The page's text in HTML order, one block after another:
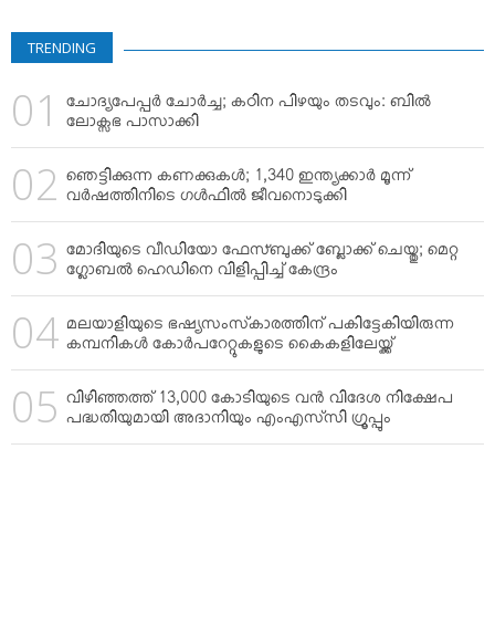
TRENDING
ചോദ്യപേപ്പര്‍ ചോര്‍ച്ച; കഠിന പിഴയും തടവും: ബില്‍
ലോക്സഭ പാസാക്കി
ഞെട്ടിക്കുന്ന കണക്കുകള്‍; 1,340 ഇന്ത്യക്കാര്‍ മൂന്ന്
വര്‍ഷത്തിനിടെ ഗള്‍ഫില്‍ ജീവനൊടുക്കി
മോദിയുടെ വീഡിയോ ഫേസ്ബുക്ക് ബ്ലോക്ക് ചെയ്തു; മെറ്റ
ഗ്ലോബല്‍ ഹെഡിനെ വിളിപ്പിച്ച് കേന്ദ്രം
മലയാളിയുടെ ഭഷ്യസംസ്‌കാരത്തിന് പകിട്ടേകിയിരുന്ന
കമ്പനികള്‍ കോര്‍പറേറ്റുകളുടെ കൈകളിലേയ്ക്ക്
വിഴിഞ്ഞത്ത് 13,000 കോടിയുടെ വന്‍ വിദേശ നിക്ഷേപ
പദ്ധതിയുമായി അദാനിയും എംഎസ്‌സി ഗ്രൂപ്പും